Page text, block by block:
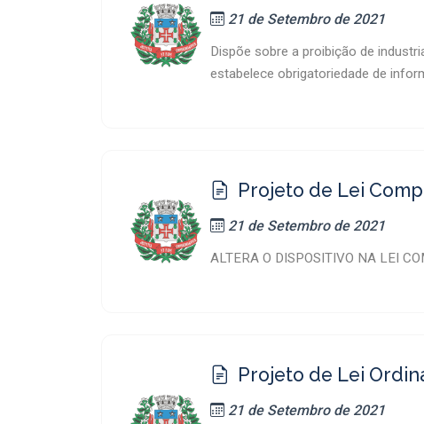
21 de Setembro de 2021
Dispõe sobre a proibição de
estabelece obrigatoriedade de
Projeto de Lei
21 de Setembro de 2021
ALTERA O DISPOSITIVO NA LEI
Projeto de Lei
21 de Setembro de 2021